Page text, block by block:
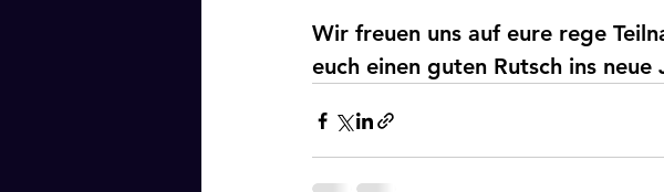
Wir freuen uns auf eure rege
euch einen guten Rutsch ins neue